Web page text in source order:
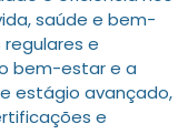
saúde e bem-
e
bem-estar e a
estágio avançado,
e